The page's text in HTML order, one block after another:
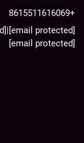
+8615511616069
[email protected]
|
[email protected]
[email protected]